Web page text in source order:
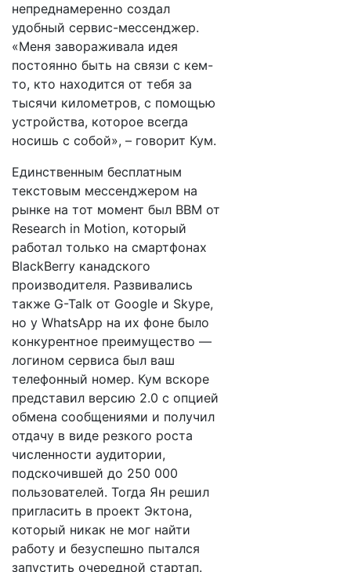
непреднамеренно создал
удобный сервис-мессенджер.
«Меня завораживала идея
постоянно быть на связи с кем-
то, кто находится от тебя за
тысячи километров, с помощью
устройства, которое всегда
носишь с собой», – говорит Кум.
Единственным бесплатным
текстовым мессенджером на
рынке на тот момент был BBM от
Research in Motion, который
работал только на смартфонах
BlackBerry канадского
производителя. Развивались
также G-Talk от Google и Skype,
но у WhatsApp на их фоне было
конкурентное преимущество —
логином сервиса был ваш
телефонный номер. Кум вскоре
представил версию 2.0 с опцией
обмена сообщениями и получил
отдачу в виде резкого роста
численности аудитории,
подскочившей до 250 000
пользователей. Тогда Ян решил
пригласить в проект Эктона,
который никак не мог найти
работу и безуспешно пытался
запустить очередной стартап.